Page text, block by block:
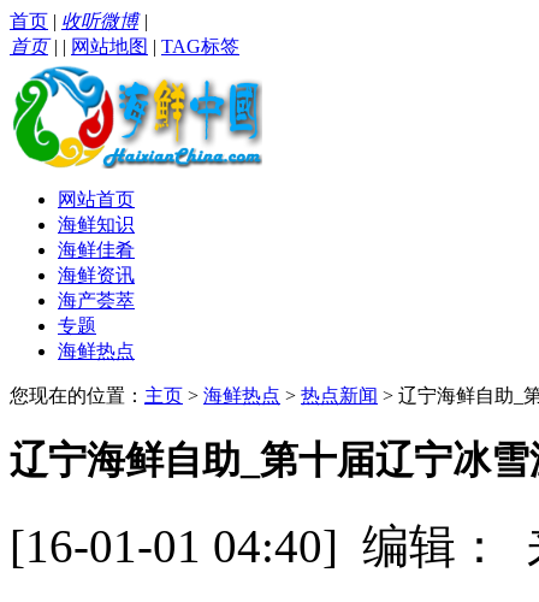
首页 | 收听微博|
首页| | 网站地图 | TAG标签
网站首页
海鲜知识
海鲜佳肴
海鲜资讯
海产荟萃
专题
海鲜热点
您现在的位置： 主页 > 海鲜热点 > 热点新闻 > 辽宁海鲜自助_
辽宁海鲜自助_第十届辽宁冰
[16-01-01 04:40] 编辑